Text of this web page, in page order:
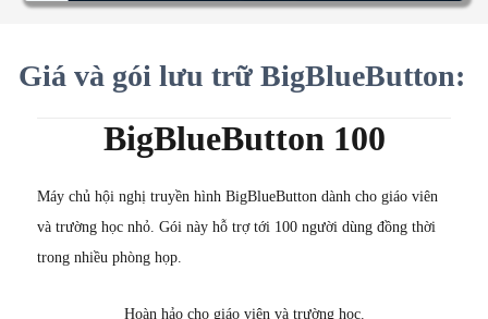
Giá và gói lưu trữ BigBlueButton:
BigBlueButton 100
Máy chủ hội nghị truyền hình BigBlueButton dành cho giáo viên
và trường học nhỏ. Gói này hỗ trợ tới 100 người dùng đồng thời
trong nhiều phòng họp.
Hoàn hảo cho giáo viên và trường học.